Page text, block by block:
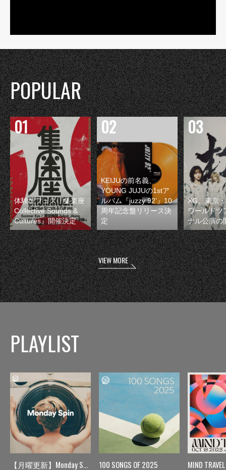
POPULAR
体験型フェス『集楽座
Collective Sounds &
Cultures』開催決定
KEIJUの前名義、
YOUNG JUJUの1stア
ルバム『juzzy 92’』10
周年記念盤リリース決
定
XG、東京
ワールドツ
ナル公演の
VIEW MORE
PLAYLIST
【月曜更新】Monday Spin 100 SONGS OF 2025 MIND TRAVEL